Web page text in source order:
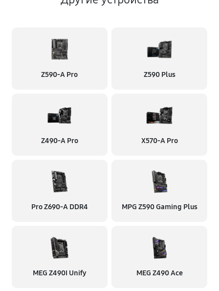
Z590-A Pro Z590 Plus
Z490-A Pro X570-A Pro
Pro Z690-A DDR4 MPG Z590 Gaming Plus
MEG Z490I Unify MEG Z490 Ace